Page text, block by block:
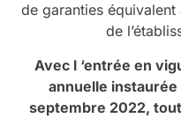
de garanties équivalent
de
Avec l ‘entrée en
annuelle instaurée
septembre 2022,